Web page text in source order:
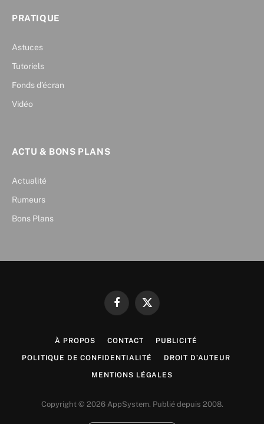
PRATIQUE
Astuces
Tutoriels
Fonds d’écran
Vidéo
ACTU & BONS PLANS
Actualité
Rumeurs
Bons Plans
FacebookX
À PROPOS CONTACT PUBLICITÉ
POLITIQUE DE CONFIDENTIALITÉ DROIT D’AUTEUR
MENTIONS LÉGALES
Copyright © 2026 AppSystem. Publié depuis 2008.